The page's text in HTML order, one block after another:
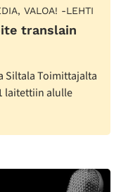
VALOA! -LEHTI
translain
Siltala Toimittajalta
laitettiin alulle